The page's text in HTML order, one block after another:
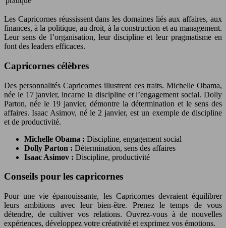
Les Capricornes réussissent dans les domaines liés aux affaires, aux
finances, à la politique, au droit, à la construction et au management.
Leur sens de l’organisation, leur discipline et leur pragmatisme en
font des leaders efficaces.
Capricornes célèbres
Des personnalités Capricornes illustrent ces traits. Michelle Obama,
née le 17 janvier, incarne la discipline et l’engagement social. Dolly
Parton, née le 19 janvier, démontre la détermination et le sens des
affaires. Isaac Asimov, né le 2 janvier, est un exemple de discipline
et de productivité.
Michelle Obama : Discipline, engagement social
Dolly Parton : Détermination, sens des affaires
Isaac Asimov : Discipline, productivité
Conseils pour les capricornes
Pour une vie épanouissante, les Capricornes devraient équilibrer
leurs ambitions avec leur bien-être. Prenez le temps de vous
détendre, de cultiver vos relations. Ouvrez-vous à de nouvelles
expériences, développez votre créativité et exprimez vos émotions.